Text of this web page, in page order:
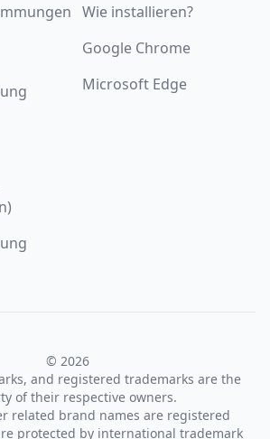
Wie installieren?
Google Chrome
Microsoft Edge
© 2026
and registered trademarks are the
of their respective owners.
related brand names are registered
protected by international trademark